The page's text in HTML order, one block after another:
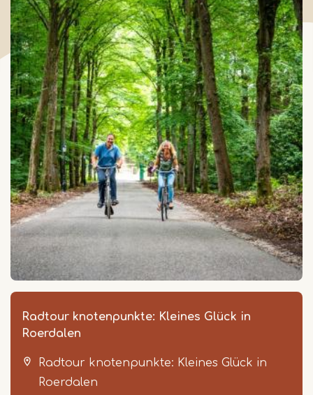
Radtour knotenpunkte: Kleines Glück in
Roerdalen
Radtour knotenpunkte: Kleines Glück in
Roerdalen